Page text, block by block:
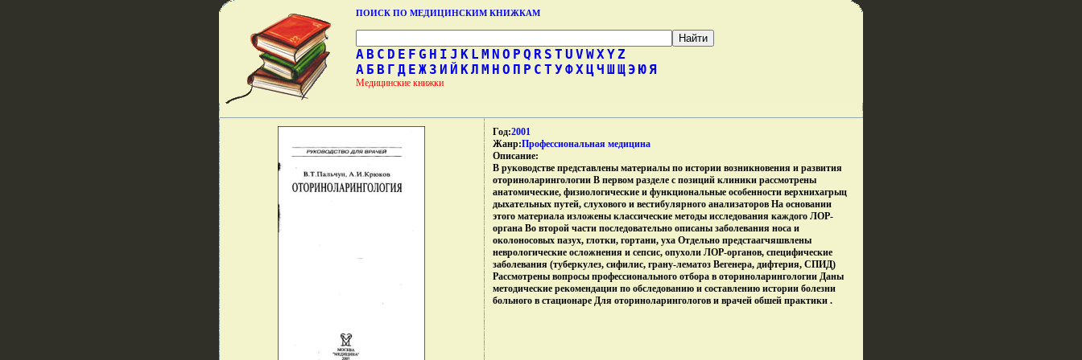
ПОИСК ПО МЕДИЦИНСКИМ КНИЖКАМ
A B C D E F G H I J K L M N O P Q R S T U V WXY Z
А Б В Г Д Е Ж З И Й КЛ М Н О П Р С Т УФХЦЧ Ш Щ Э ЮЯ
Медицинские книжки
Год:2001
Жанр:Профессиональная медицина
Описание:
В руководстве представлены материалы по истории возникновения и развития
оториноларингологии В первом разделе с позиций клиники рассмотрены
анатомические, физиологические и функциональные особенности верхнихагрыц
дыхательных путей, слухового и вестибулярного анализаторов На основании
этого материала изложены классические методы исследования каждого ЛОР-
органа Во второй части последовательно описаны заболевания носа и
околоносовых пазух, глотки, гортани, уха Отдельно предстаагчяшвлены
неврологические осложнения и сепсис, опухоли ЛОР-органов, специфические
заболевания (туберкулез, сифилис, грану-лематоз Вегенера, дифтерия, СПИД)
Рассмотрены вопросы профессионального отбора в оториноларингологии Даны
методические рекомендации по обследованию и составлению истории болезни
больного в стационаре Для оториноларингологов и врачей обшей практики .